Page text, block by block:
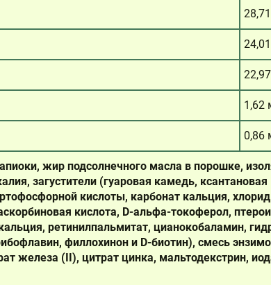
1,62
0,86
жир подсолнечного масла в порошке,
загустители (гуаровая камедь,
кислоты, карбонат кальция,
кислота, D-альфа-токоферол,
ретинилпальмитат, цианокобаламин,
филлохинон и D-биотин), смесь
железа (II), цитрат цинка, мальтодекстрин,